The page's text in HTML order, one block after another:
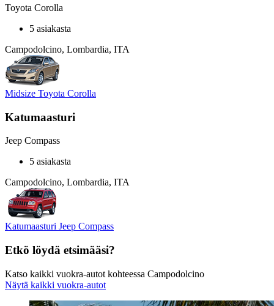
Toyota Corolla
5 asiakasta
Campodolcino, Lombardia, ITA
Midsize Toyota Corolla
Katumaasturi
Jeep Compass
5 asiakasta
Campodolcino, Lombardia, ITA
Katumaasturi Jeep Compass
Etkö löydä etsimääsi?
Katso kaikki vuokra-autot kohteessa Campodolcino
Näytä kaikki vuokra-autot